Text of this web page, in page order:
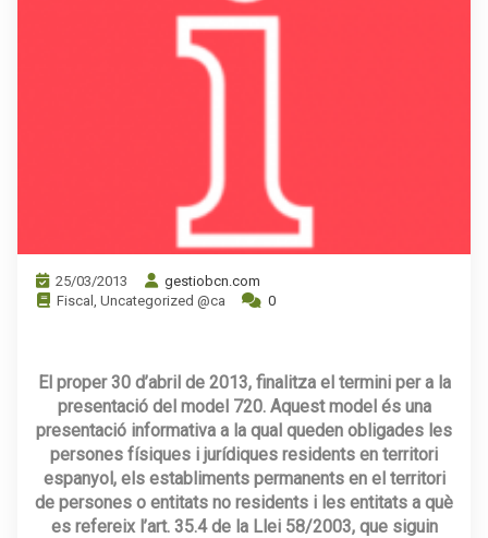
25/03/2013
gestiobcn.com
Fiscal , Uncategorized @ca 0
El proper 30 d’abril de 2013, finalitza el termini per a la
presentació del model 720. Aquest model és una
presentació informativa a la qual queden obligades les
persones físiques i jurídiques residents en territori
espanyol, els establiments permanents en el territori
de persones o entitats no residents i les entitats a què
es refereix l’art. 35.4 de la Llei 58/2003, que siguin